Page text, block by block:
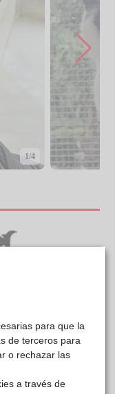
1/4
para que la
de terceros para
o rechazar las
a través de